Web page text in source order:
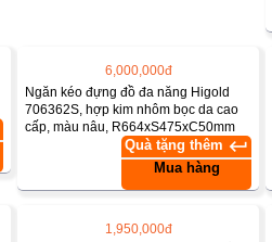
6,000,000đ
Ngăn kéo đựng đồ đa năng Higold
706362S, hợp kim nhôm bọc da cao
cấp, màu nâu, R664xS475xC50mm
Quà tặng thêm keyboard_return
Mua hàng
1,950,000đ